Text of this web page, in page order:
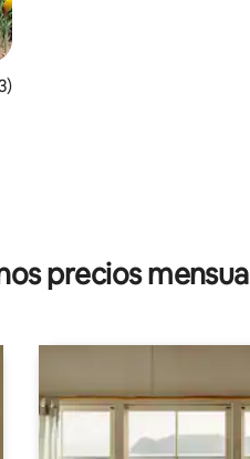
promedio: 4.99 de 5; 443
precios